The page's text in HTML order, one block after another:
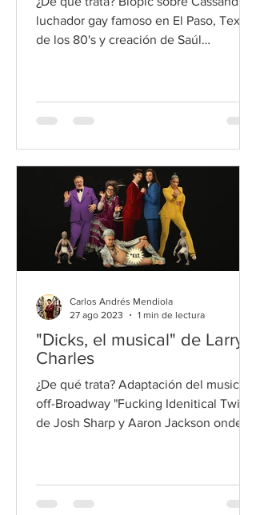
luchador gay famoso en El Paso, Texas,
de los 80's y creación de Saúl
"Dicks, el musical" de Larry
Charles
¿De qué trata? Adaptación del musical
off-Broadway "Fucking Idenitical Twins"
de Josh Sharp y Aaron Jackson onde
Carlos Andrés Mendiola
27 ago 2023
1 min de lectura